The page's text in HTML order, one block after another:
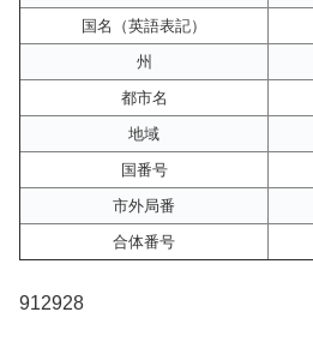
国名（英語表記）
州
都市名
地域
国番号
市外局番
合体番号
912928